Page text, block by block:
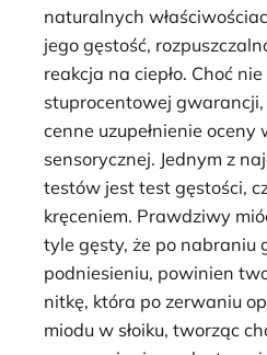
naturalnych
jego gęstość,
reakcja na ciepło. Choć
stuprocentowej
cenne uzupełnienie oceny
sensorycznej. Jednym z
testów jest test gęstości,
kręceniem. Prawdziwy
tyle gęsty, że po nabraniu
podniesieniu, powinien
nitkę, która po zerwaniu
miodu w słoiku, tworząc